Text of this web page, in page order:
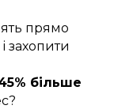
прямо
захопити
більше